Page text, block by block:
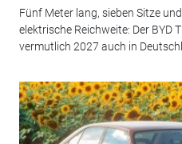
Fünf Meter lang, sieben Sitze
elektrische Reichweite: Der BYD
vermutlich 2027 auch in